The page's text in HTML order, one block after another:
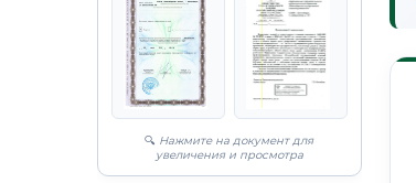
🔍 Нажмите на документ для
увеличения и просмотра